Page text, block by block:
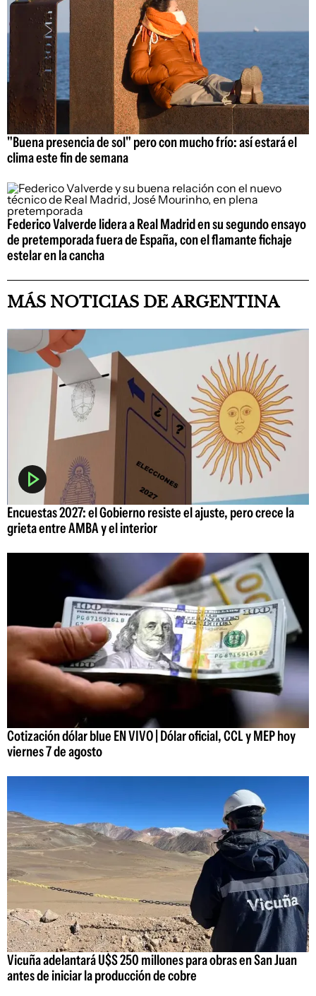
"Buena presencia de sol" pero con mucho frío: así estará el
clima este fin de semana
Federico Valverde lidera a Real Madrid en su segundo ensayo
de pretemporada fuera de España, con el flamante fichaje
estelar en la cancha
MÁS NOTICIAS DE ARGENTINA
Encuestas 2027: el Gobierno resiste el ajuste, pero crece la
grieta entre AMBA y el interior
Cotización dólar blue EN VIVO | Dólar oficial, CCL y MEP hoy
viernes 7 de agosto
Vicuña adelantará U$S 250 millones para obras en San Juan
antes de iniciar la producción de cobre